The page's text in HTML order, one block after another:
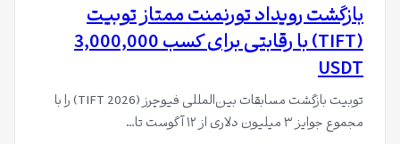
بازگشت رویداد تورنمنت ممتاز تو‌بیت
(TIFT) با رقابتی برای کسب 3,000,000
USDT
توبیت بازگشت مسابقات بین‌المللی فیوچرز (TIFT 2026) را با
مجموع جوایز ۳ میلیون دلاری از ۱۲ آگوست تا…